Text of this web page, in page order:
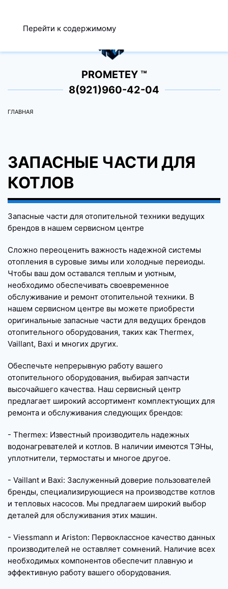
Перейти к содержимому
0
PROMETEY ™
8(921)960-42-04
ГЛАВНАЯ
ЗАПАСНЫЕ ЧАСТИ ДЛЯ
КОТЛОВ
Запасные части для отопительной техники ведущих
брендов в нашем сервисном центре
Сложно переоценить важность надежной системы
отопления в суровые зимы или холодные переиоды.
Чтобы ваш дом оставался теплым и уютным,
необходимо обеспечивать своевременное
обслуживание и ремонт отопительной техники. В
нашем сервисном центре вы можете приобрести
оригинальные запасные части для ведущих брендов
отопительного оборудования, таких как Thermex,
Vaillant, Baxi и многих других.
Обеспечьте непрерывную работу вашего
отопительного оборудования, выбирая запчасти
высочайшего качества. Наш сервисный центр
предлагает широкий ассортимент комплектующих для
ремонта и обслуживания следующих брендов:
- Thermex: Известный производитель надежных
водонагревателей и котлов. В наличии имеются ТЭНы,
уплотнители, термостаты и многое другое.
- Vaillant и Baxi: Заслуженный доверие пользователей
бренды, специализирующиеся на производстве котлов
и тепловых насосов. Мы предлагаем широкий выбор
деталей для обслуживания этих машин.
- Viessmann и Ariston: Первоклассное качество данных
производителей не оставляет сомнений. Наличие всех
необходимых компонентов обеспечит плавную и
эффективную работу вашего оборудования.